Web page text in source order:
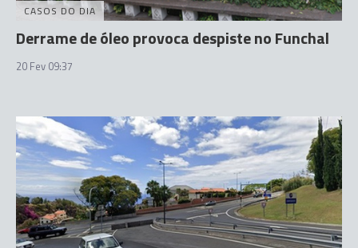
CASOS DO DIA
Derrame de óleo provoca despiste no Funchal
20 Fev 09:37